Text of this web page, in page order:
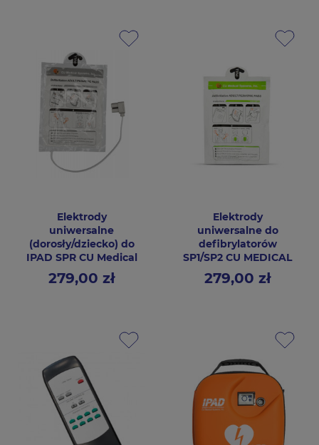
Elektrody
uniwersalne
(dorosły/dziecko) do
IPAD SPR CU Medical
Cena279,00 zł
Elektrody
uniwersalne do
defibrylatorów
SP1/SP2 CU MEDICAL
Cena279,00 zł